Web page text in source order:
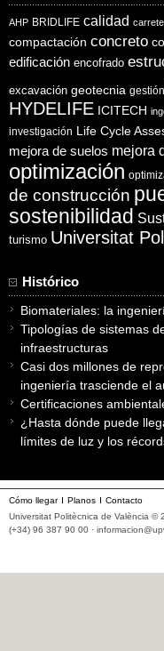
AHP BRIDLIFE calidad
compactación concreto
edificación encofrado
excavación geotecnia gestión
HYDELIFE ICITECH
investigación Life Cycle
mejora de suelos mejora
optimización
de construcción
sostenibilidad
turismo Universitat
Histórico
Biomateriales: la
Tipologías de sistemas
infraestructuras
Casi dos millones de
ingeniería trasciende el
Certificaciones
¿Hasta dónde puede
límites de luz y los
Cómo llegar Planos
Contacto
Universitat Politècnica de València ©
(+34) 96 387 90 00 ·